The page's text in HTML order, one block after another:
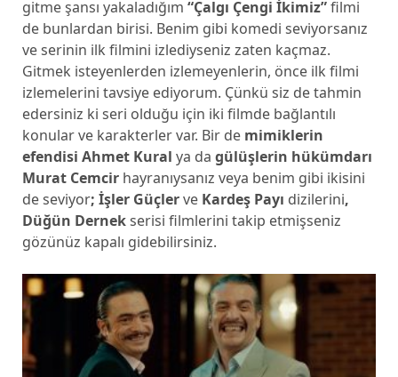
gitme şansı yakaladığım “Çalgı Çengi İkimiz”filmi
de bunlardan birisi. Benim gibi komedi seviyorsanız
ve serinin ilk filmini izlediyseniz zaten kaçmaz.
Gitmek isteyenlerden izlemeyenlerin, önce ilk filmi
izlemelerini tavsiye ediyorum. Çünkü siz de tahmin
edersiniz ki seri olduğu için iki filmde bağlantılı
konular ve karakterler var. Bir de mimiklerin
efendisi Ahmet Kural ya da gülüşlerin hükümdarı
Murat Cemcirhayranıysanız veya benim gibi ikisini
de seviyor; İşler Güçlerve Kardeş Payı dizilerini,
Düğün Dernekserisi filmlerini takip etmişseniz
gözünüz kapalı gidebilirsiniz.